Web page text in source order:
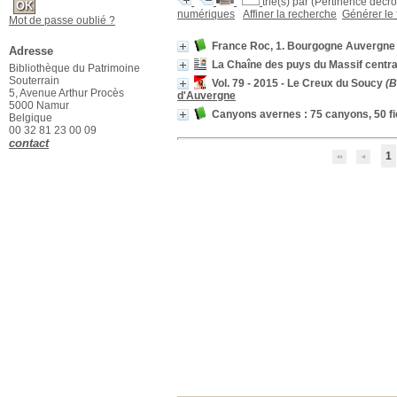
numériques
Affiner la recherche Générer le
France Roc, 1. Bourgogne Auvergne
La Chaîne des puys du Massif
Vol. 79 - 2015 - Le Creux du Soucy
d'Auvergne
Canyons avernes : 75 canyons, 50
1
Mot de passe oublié ?
Adresse
Bibliothèque du Patrimoine
Souterrain
5, Avenue Arthur Procès
5000 Namur
Belgique
00 32 81 23 00 09
contact